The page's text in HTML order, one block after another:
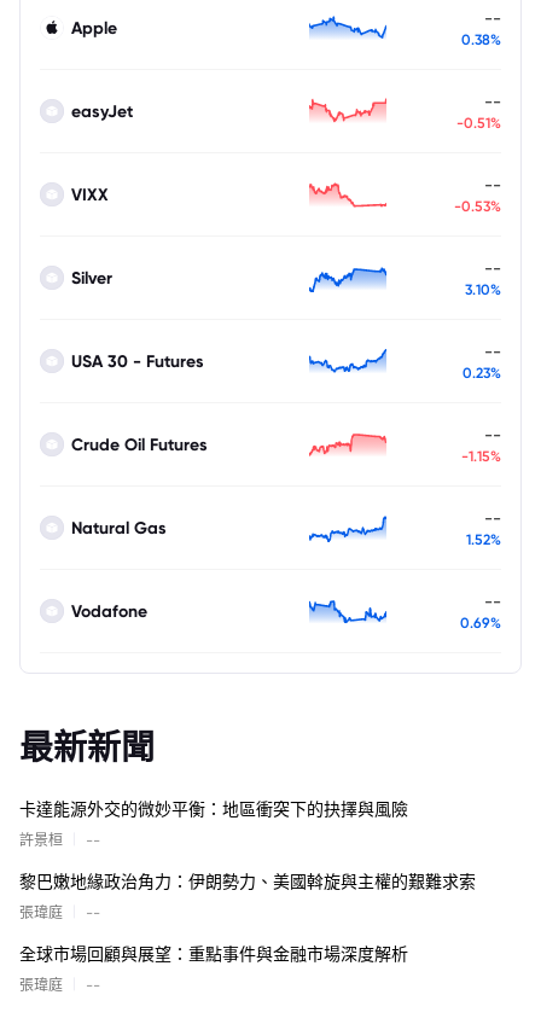
Apple --
0.38%
easyJet --
-0.51%
VIXX --
-0.53%
Silver --
3.10%
USA 30 - Futures --
0.23%
Crude Oil Futures --
-1.15%
Natural Gas --
1.52%
Vodafone --
0.69%
最新新聞
卡達能源外交的微妙平衡：地區衝突下的抉擇與風險
許景桓 --
黎巴嫩地緣政治角力：伊朗勢力、美國斡旋與主權的艱難求索
張瑋庭 --
全球市場回顧與展望：重點事件與金融市場深度解析
張瑋庭 --